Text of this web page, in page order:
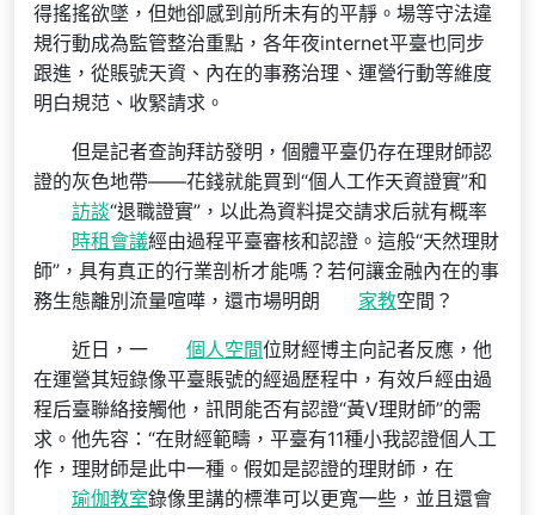
得搖搖欲墜，但她卻感到前所未有的平靜。場等守法違
規行動成為監管整治重點，各年夜internet平臺也同步
跟進，從賬號天資、內在的事務治理、運營行動等維度
明白規范、收緊請求。
但是記者查詢拜訪發明，個體平臺仍存在理財師認
證的灰色地帶——花錢就能買到“個人工作天資證實”和
訪談“退職證實”，以此為資料提交請求后就有概率
時租會議經由過程平臺審核和認證。這般“天然理財
師”，具有真正的行業剖析才能嗎？若何讓金融內在的事
務生態離別流量喧嘩，還市場明朗
家教空間？
近日，一 個人空間位財經博主向記者反應，他
在運營其短錄像平臺賬號的經過歷程中，有效戶經由過
程后臺聯絡接觸他，訊問能否有認證“黃V理財師”的需
求。他先容：“在財經範疇，平臺有11種小我認證個人工
作，理財師是此中一種。假如是認證的理財師，在
瑜伽教室錄像里講的標準可以更寬一些，並且還會